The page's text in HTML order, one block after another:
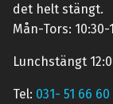
det helt stängt.
Mån-Tors: 10:30-
Lunchstängt
Tel: 031- 51 66 60